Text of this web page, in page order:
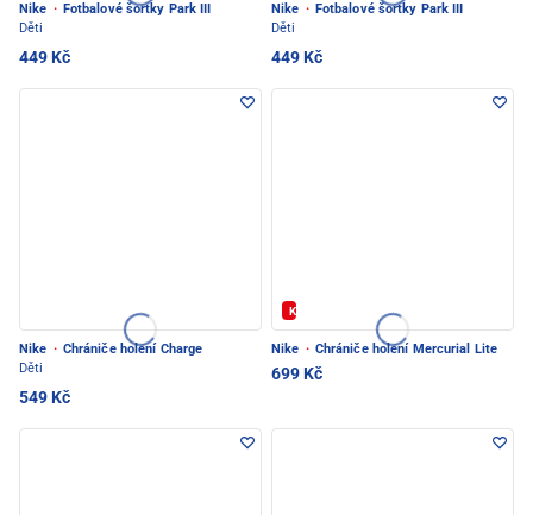
Nike · Fotbalové šortky Park III
Děti
449 Kč
Nike · Fotbalové šortky Park III
Děti
449 Kč
Nike · Chrániče holení Charge
Děti
549 Kč
Kód: FOTBAL20
Nike · Chrániče holení Mercurial Lite
699 Kč